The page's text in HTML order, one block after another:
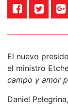
El nuevo
el ministro
campo y amor
Daniel